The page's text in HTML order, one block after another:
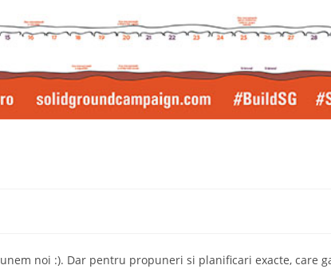
noi :). Dar pentru propuneri si planificari exacte, care